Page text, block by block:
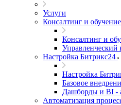
Услуги
Консалтинг и обучение
Консалтинг и
Управленческий
Настройка Битрикс24
Настройка
Базовое
Дашборды и BI -
Автоматизация